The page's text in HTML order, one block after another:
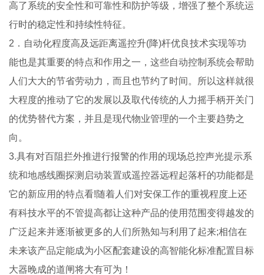
高了系统的安全性和可靠性和防护等级，增强了整个系统运
行时的稳定性和持续性特征。
2．自动化程度高及远距离遥控升(降)杆优良技术实现等功
能也是其重要的特点和作用之一，这些自动控制系统会帮助
人们大大的节省劳动力，而且也节约了时间。所以这样就很
大程度的推动了它的发展以及取代传统的人力摇手柄开关门
的优势替代方案，并且是现代物业管理的一个主要趋势之
向。
3.具有对百阻拦外推进行报警的作用的现场总控声光提示系
统和地感线圈探测启动装置或遥控器远程起落杆的功能都是
它的新应用的特点看!随着人们对安保工作的重视程度上还
有科技水平的不管提高都让这种产品的使用范围变得越发的
广泛起来并逐渐被更多的人们所熟知与利用了起来;相信在
未来该产品定能成为小区配套建设的高智能化标准配置目标
大器晚成的道闸将大有可为！